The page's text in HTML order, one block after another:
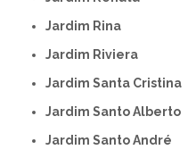
Jardim Rina
Jardim Riviera
Jardim Santa Cristina
Jardim Santo Alberto
Jardim Santo André